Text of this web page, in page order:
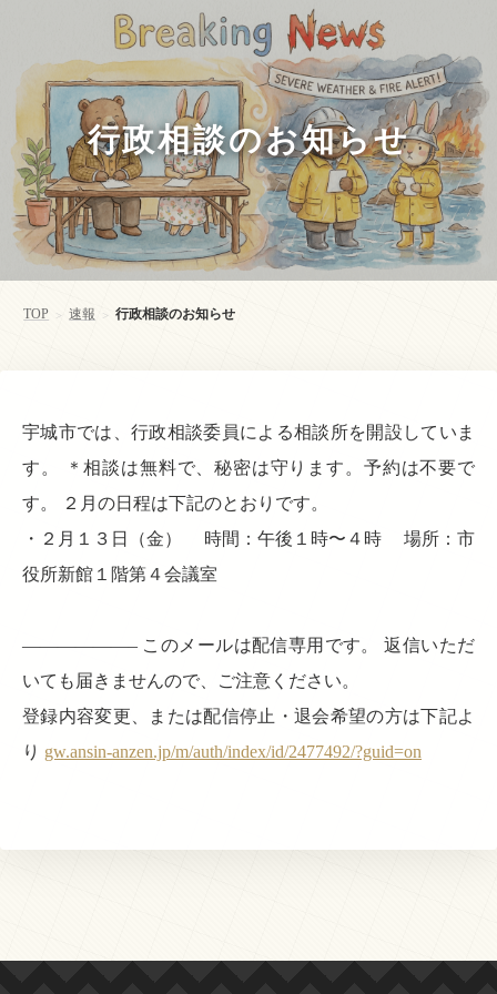
行政相談のお知らせ
TOP > 速報 > 行政相談のお知らせ
宇城市では、行政相談委員による相談所を開設していま
す。 ＊相談は無料で、秘密は守ります。予約は不要で
す。 ２月の日程は下記のとおりです。
・２月１３日（金） 時間：午後１時〜４時 場所：市
役所新館１階第４会議室
——————– このメールは配信専用です。 返信いただ
いても届きませんので、ご注意ください。
登録内容変更、または配信停止・退会希望の方は下記よ
り gw.ansin-anzen.jp/m/auth/index/id/2477492/?guid=on